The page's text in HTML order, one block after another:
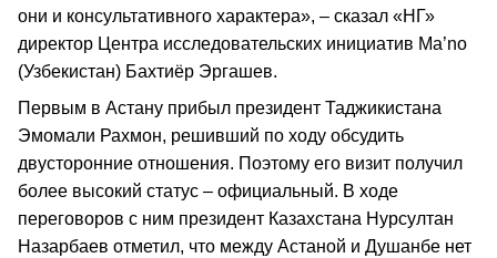
они и консультативного характера», – сказал «НГ»
директор Центра исследовательских инициатив Ma’no
(Узбекистан) Бахтиёр Эргашев.
Первым в Астану прибыл президент Таджикистана
Эмомали Рахмон, решивший по ходу обсудить
двусторонние отношения. Поэтому его визит получил
более высокий статус – официальный. В ходе
переговоров с ним президент Казахстана Нурсултан
Назарбаев отметил, что между Астаной и Душанбе нет